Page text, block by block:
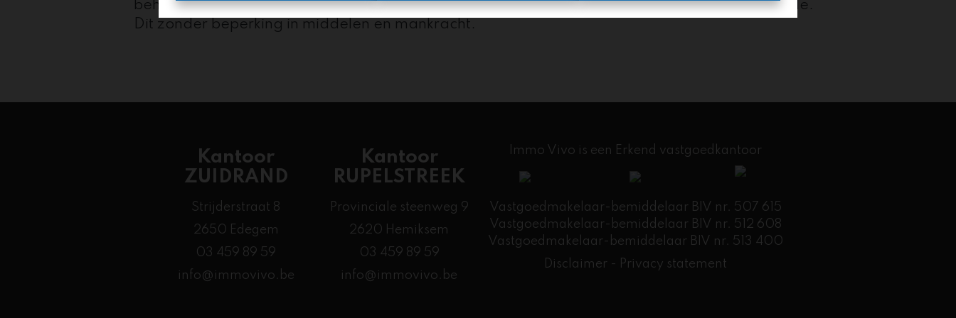
beheren van de kandidaat-kopers, de organisatie van de bezichtigingen, kijkdagen of pre-sale.
Dit zonder beperking in middelen en mankracht.
Kantoor
ZUIDRAND
Strijderstraat 8
2650 Edegem
03 459 89 59
info@immovivo.be
Kantoor
RUPELSTREEK
Provinciale steenweg 9
2620 Hemiksem
03 459 89 59
info@immovivo.be
Immo Vivo is een Erkend vastgoedkantoor
Vastgoedmakelaar-bemiddelaar BIV nr. 507 615
Vastgoedmakelaar-bemiddelaar BIV nr. 512 608
​Vastgoedmakelaar-bemiddelaar BIV nr. 513 400
Disclaimer - Privacy statement